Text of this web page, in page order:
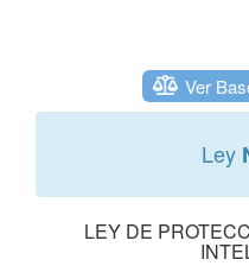
Ver
Ley
LEY DE